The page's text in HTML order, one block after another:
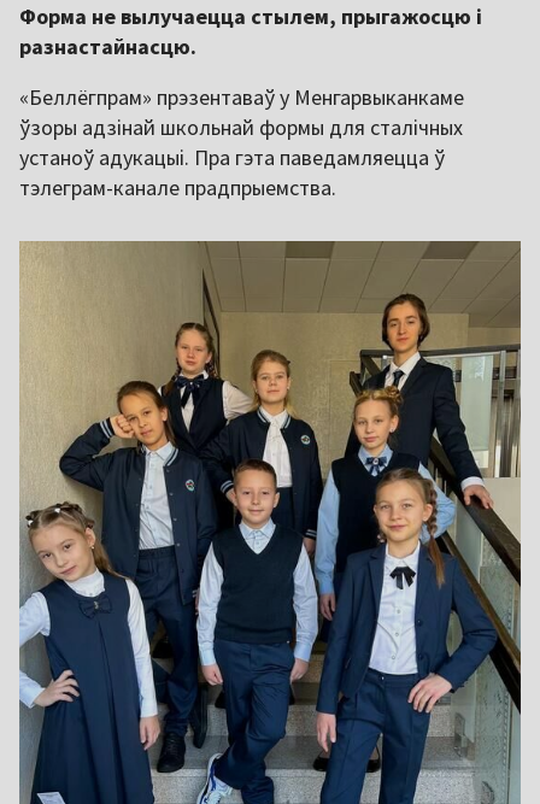
Форма не вылучаецца стылем, прыгажосцю і
разнастайнасцю.
«Беллёгпрам» прэзентаваў у Менгарвыканкаме
ўзоры адзінай школьнай формы для сталічных
устаноў адукацыі. Пра гэта паведамляецца ў
тэлеграм-канале прадпрыемства.